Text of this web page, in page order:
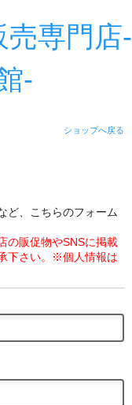
専門店-
-
ショップへ戻る
ど、こちらのフォーム
の販促物やSNSに掲載
下さい。※個人情報は